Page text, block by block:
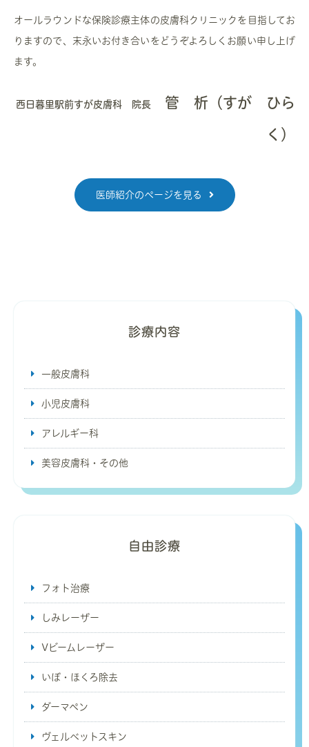
オールラウンドな保険診療主体の皮膚科クリニックを目指してお
りますので、末永いお付き合いをどうぞよろしくお願い申し上げ
ます。
西日暮里駅前すが皮膚科 院長 管 析（すが ひら
く）
医師紹介のページを見る
診療内容
一般皮膚科
小児皮膚科
アレルギー科
美容皮膚科・その他
自由診療
フォト治療
しみレーザー
Vビームレーザー
いぼ・ほくろ除去
ダーマペン
ヴェルベットスキン